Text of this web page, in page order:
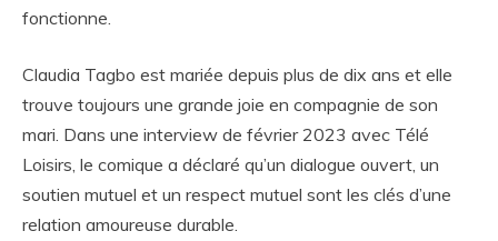
fonctionne.
Claudia Tagbo est mariée depuis plus de dix ans et elle
trouve toujours une grande joie en compagnie de son
mari. Dans une interview de février 2023 avec Télé
Loisirs, le comique a déclaré qu’un dialogue ouvert, un
soutien mutuel et un respect mutuel sont les clés d’une
relation amoureuse durable.